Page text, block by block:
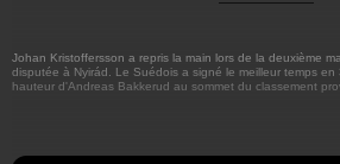
Johan Kristoffersson a repris la main lors de la deuxième
disputée à Nyirád. Le Suédois a signé le meilleur temps
hauteur d'Andreas Bakkerud au sommet du classement